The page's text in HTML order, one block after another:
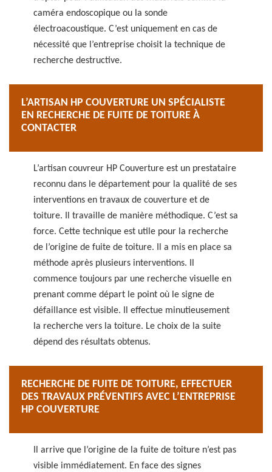
caméra endoscopique ou la sonde
électroacoustique. C’est uniquement en cas de
nécessité que l’entreprise choisit la technique de
recherche destructive.
L’ARTISAN HP COUVERTURE UN SPÉCIALISTE
EN RECHERCHE DE FUITE DE TOITURE À
CONTACTER
L’artisan couvreur HP Couverture est un prestataire
reconnu dans le département pour la qualité de ses
interventions en travaux de couverture et de
toiture. Il travaille de manière méthodique. C’est sa
force. Cette technique est utile pour la recherche
de l’origine de fuite de toiture. Il a mis en place sa
méthode après plusieurs interventions. Il
commence toujours par une recherche visuelle en
prenant comme départ le point où le signe de
défaillance est visible. Il effectue minutieusement
la recherche vers la toiture. Le choix de la suite
dépend des résultats obtenus.
RECHERCHE DE FUITE DE TOITURE, EFFECTUER
DES TRAVAUX PRÉVENTIFS AVEC L’ENTREPRISE
HP COUVERTURE
Il arrive que l’origine de la fuite de toiture n’est pas
visible immédiatement. En face des signes